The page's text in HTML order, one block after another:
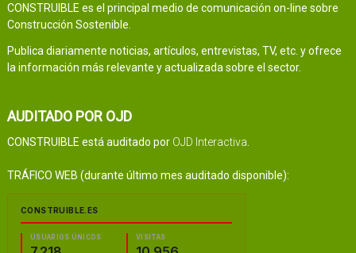
CONSTRUIBLE es el principal medio de comunicación on-line sobre
Construcción Sostenible.
Publica diariamente noticias, artículos, entrevistas, TV, etc. y ofrece
la información más relevante y actualizada sobre el sector.
AUDITADO POR OJD
CONSTRUIBLE está auditado por OJD Interactiva
TRÁFICO WEB (durante último mes auditado disponible):